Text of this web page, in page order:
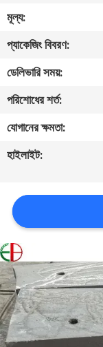
ভ্রমণ
মান
নিয়ন্ত্রণ
যোগাযোগ
করুন
খবর
উদ্ধৃতির
জন্য
আবেদন
মূল্য:
প্যাকেজিং বিবরণ:
ডেলিভারি সময়:
পরিশোধের শর্ত:
যোগানের ক্ষমতা:
হাইলাইট: